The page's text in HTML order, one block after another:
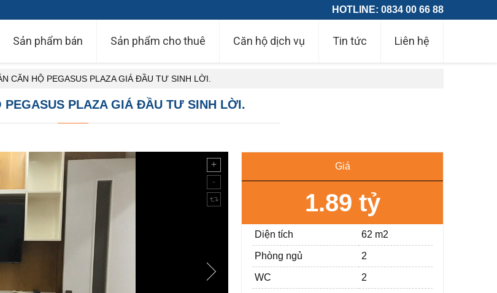
HOTLINE: 0834 00 66 88
Sản phẩm bán Sản phẩm cho thuê Căn hộ dịch vụ Tin tức Liên hệ
CĂN HỘ PEGASUS PLAZA GIÁ ĐẦU TƯ SINH LỜI.
PEGASUS PLAZA GIÁ ĐẦU TƯ SINH LỜI.
Giá
1.89 tỷ
Diện tích 62 m2
Phòng ngủ 2
WC 2